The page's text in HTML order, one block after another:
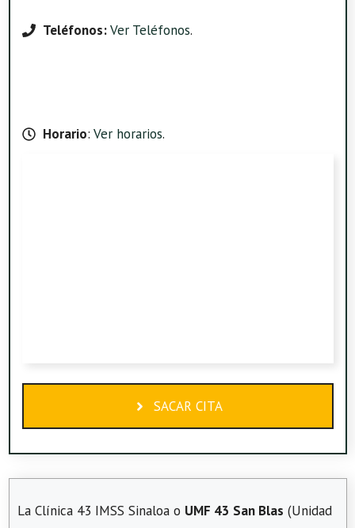
Teléfonos:Ver Teléfonos.
Horario: Ver horarios.
SACAR CITA
La Clínica 43 IMSS Sinaloa o UMF 43 San Blas (Unidad